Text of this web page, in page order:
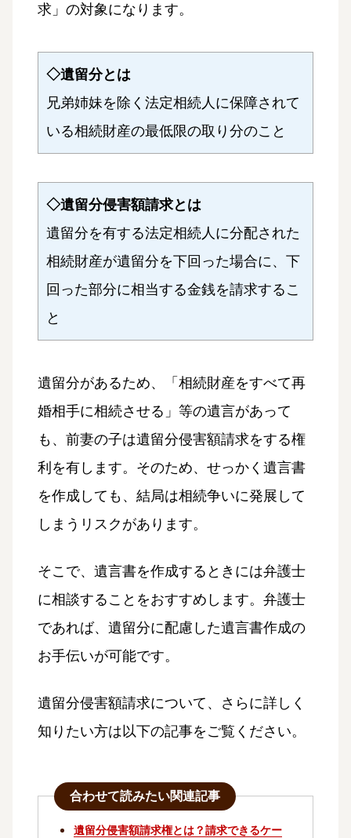
求」の対象になります。
◇遺留分とは
兄弟姉妹を除く法定相続人に保障されて
いる相続財産の最低限の取り分のこと
◇遺留分侵害額請求とは
遺留分を有する法定相続人に分配された
相続財産が遺留分を下回った場合に、下
回った部分に相当する金銭を請求するこ
と
遺留分があるため、「相続財産をすべて再
婚相手に相続させる」等の遺言があって
も、前妻の子は遺留分侵害額請求をする権
利を有します。そのため、せっかく遺言書
を作成しても、結局は相続争いに発展して
しまうリスクがあります。
そこで、遺言書を作成するときには弁護士
に相談することをおすすめします。弁護士
であれば、遺留分に配慮した遺言書作成の
お手伝いが可能です。
遺留分侵害額請求について、さらに詳しく
知りたい方は以下の記事をご覧ください。
合わせて読みたい関連記事
遺留分侵害額請求権とは？請求できるケー